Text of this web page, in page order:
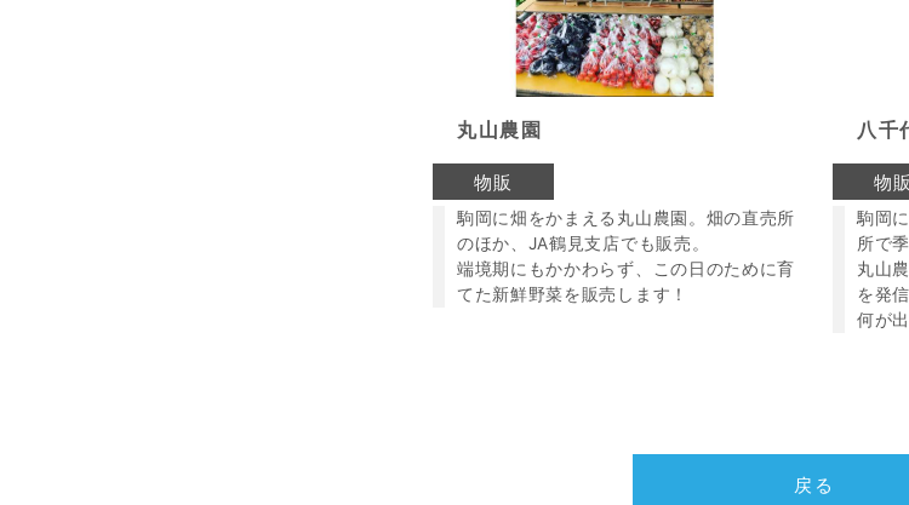
丸山農園
物販
駒岡に畑をかまえる丸山農園。畑の直売所
のほか、JA鶴見支店でも販売。
端境期にもかかわらず、この日のために育
てた新鮮野菜を販売します！
八千
物販
駒岡
所で
丸山
を発
何が